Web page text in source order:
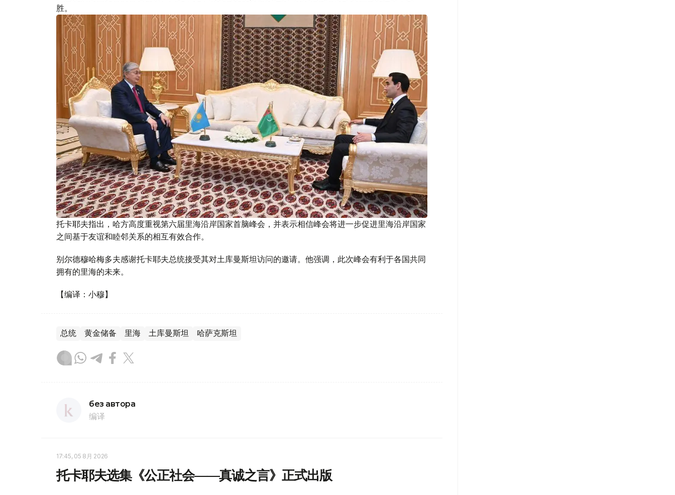
胜。
托卡耶夫指出，哈方高度重视第六届里海沿岸国家首脑峰会，并表示相信峰会将进一步促进里海沿岸国家
之间基于友谊和睦邻关系的相互有效合作。
别尔德穆哈梅多夫感谢托卡耶夫总统接受其对土库曼斯坦访问的邀请。他强调，此次峰会有利于各国共同
拥有的里海的未来。
【编译：小穆】
总统 黄金储备 里海 土库曼斯坦 哈萨克斯坦
без автора
编译
17:45, 05 8月 2026
托卡耶夫选集《公正社会——真诚之言》正式出版